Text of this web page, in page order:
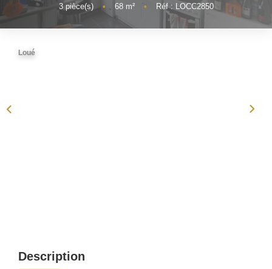
NOTRE ÉQUIPE
3pièce(s) • 68m² • Réf : LOCC2850
Loué
Description